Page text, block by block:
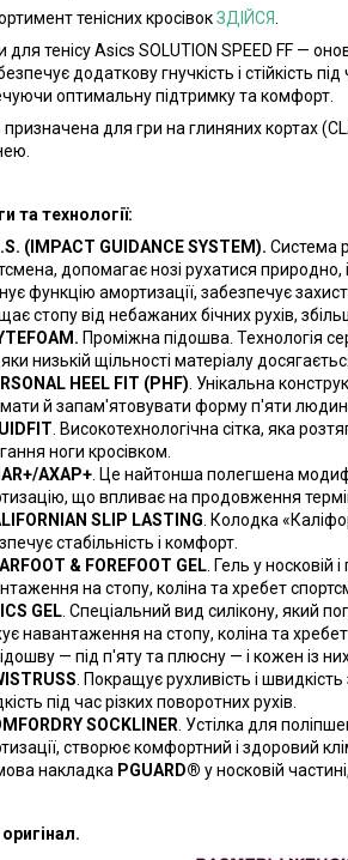
тенісних кросівокЗДІЙСЯ
для тенісу Asics SOLUTION SPEED FF —
додаткову гнучкість і стійкість
оптимальну підтримку та комфорт.
для гри на глиняних кортах
та технології:
(IMPACT GUIDANCE SYSTEM). Система
допомагає нозі рухатися
функцію амортизації, забезпечує
стопу від небажаних бічних рухів,
Проміжна підошва. Технологія
низькій щільності матеріалу
HEEL FIT (PHF) . Унікальна
й запам'ятовувати форму п'яти
. Високотехнологічна сітка, яка
ноги кросівком.
АХАР+ . Це найтонша полегшена
що впливає на продовження
SLIP LASTING . Колодка
стабільність і комфорт.
& FOREFOOT GEL . Гель у
на стопу, коліна та хребет
GEL . Спеціальний вид силікону, який
навантаження на стопу, коліна та
— під п'яту та плюсну — і кожен із
. Покращує рухливість і
під час різких поворотних рухів.
SOCKLINER . Устілка для
створює комфортний і здоровий
накладка PGUARD® у носковій